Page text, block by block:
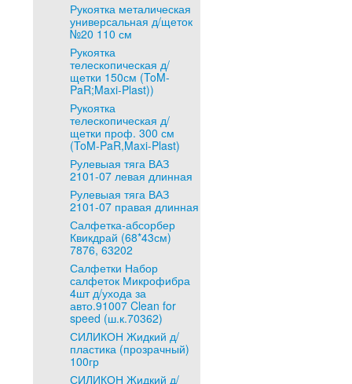
Рукоятка металическая
универсальная д/щеток
№20 110 см
Рукоятка
телескопическая д/
щетки 150см (ToM-
PaR;Maxi-Plast))
Рукоятка
телескопическая д/
щетки проф. 300 см
(ToM-PaR,Maxi-Plast)
Рулевыая тяга ВАЗ
2101-07 левая длинная
Рулевыая тяга ВАЗ
2101-07 правая длинная
Салфетка-абсорбер
Квикдрай (68*43см)
7876, 63202
Салфетки Набор
салфеток Микрофибра
4шт д/ухода за
авто.91007 Clean for
speed (ш.к.70362)
СИЛИКОН Жидкий д/
пластика (прозрачный)
100гр
СИЛИКОН Жидкий д/